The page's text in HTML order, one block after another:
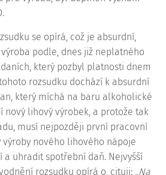
se opírá, což je absurdní,
podle, dnes již neplatného
který pozbyl platnosti dnem
rozsudku dochází k absurdní
který míchá na baru alkoholické
nový lihový výrobek, a protože tak
musí nejpozději první pracovní
výroby nového lihového nápoje
a uhradit spotřební daň. Nejvyšší
rozsudku opírá o, cituji: „Na